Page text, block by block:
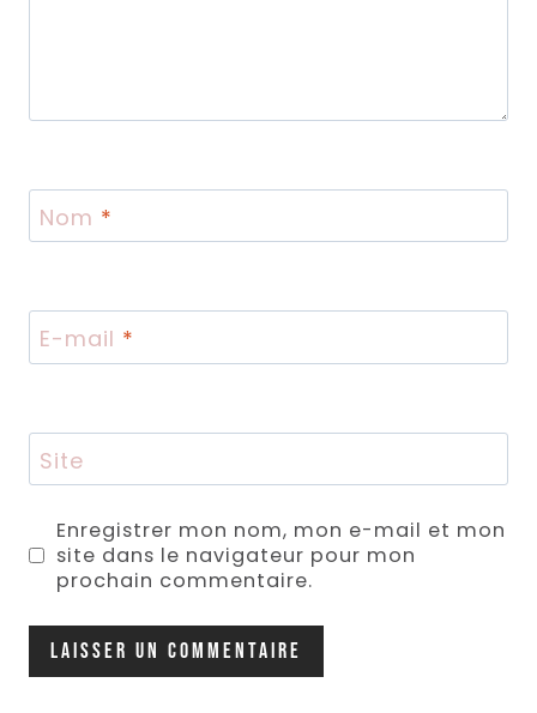
Nom *
E-mail *
Site
Enregistrer mon nom, mon e-mail et mon
site dans le navigateur pour mon
prochain commentaire.